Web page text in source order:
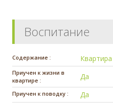
Воспитание
Содержание : Квартира
Приучен к жизни в
квартире :
Да
Приучен к поводку : Да